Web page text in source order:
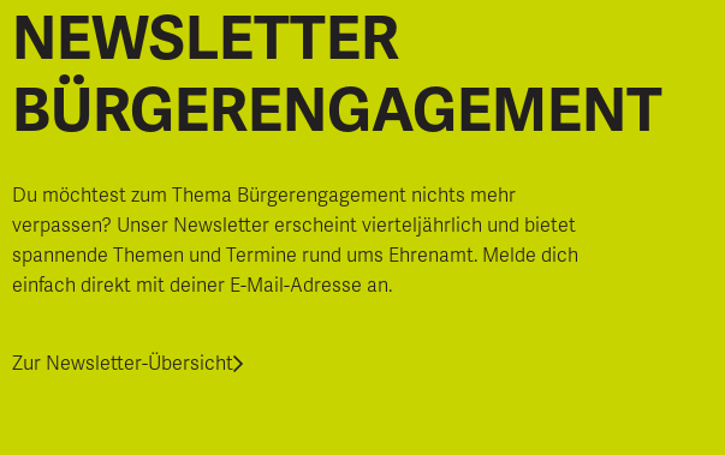
NEWSLETTER
BÜRGERENGAGEMENT
Du möchtest zum Thema Bürgerengagement nichts mehr
verpassen? Unser Newsletter erscheint vierteljährlich und bietet
spannende Themen und Termine rund ums Ehrenamt. Melde dich
einfach direkt mit deiner E-Mail-Adresse an.
Zur Newsletter-Übersicht